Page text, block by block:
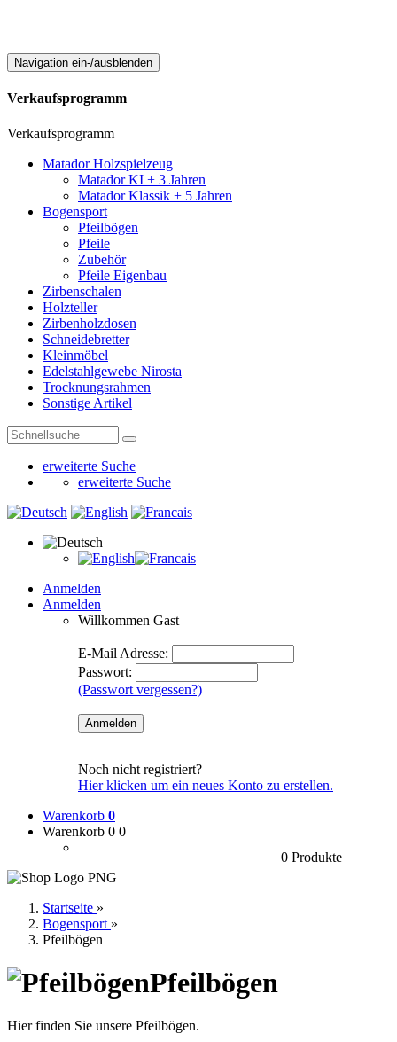
Navigation ein-/ausblenden
Verkaufsprogramm
Verkaufsprogramm
Matador Holzspielzeug
Matador KI + 3 Jahren
Matador Klassik + 5 Jahren
Bogensport
Pfeilbögen
Pfeile
Zubehör
Pfeile Eigenbau
Zirbenschalen
Holzteller
Zirbenholzdosen
Schneidebretter
Kleinmöbel
Edelstahlgewebe Nirosta
Trocknungsrahmen
Sonstige Artikel
erweiterte Suche
erweiterte Suche
Anmelden
Anmelden
Willkommen Gast
E-Mail Adresse:
Passwort:
(Passwort vergessen?)
Noch nicht registriert?
Hier klicken um ein neues Konto zu erstellen.
Warenkorb 0
Warenkorb 0 0
0 Produkte
Startseite »
Bogensport »
Pfeilbögen
Pfeilbögen
Hier finden Sie unsere Pfeilbögen.